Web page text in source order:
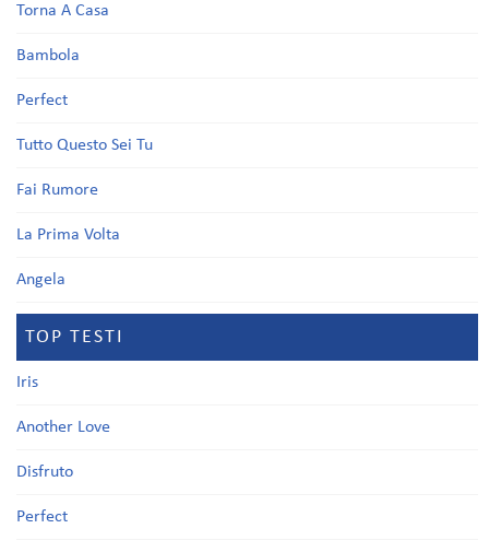
Torna A Casa
Bambola
Perfect
Tutto Questo Sei Tu
Fai Rumore
La Prima Volta
Angela
TOP TESTI
Iris
Another Love
Disfruto
Perfect